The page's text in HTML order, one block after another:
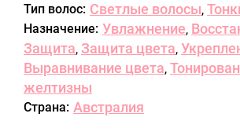
Тип волос: Светлые волосы,
Назначение: Увлажнение,
Защита, Защита цвета,
Выравнивание цвета,
желтизны
Страна: Австралия